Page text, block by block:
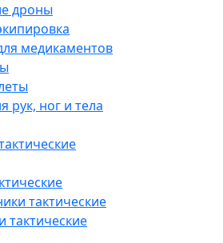
дроны
медикаментов
рук, ног и тела
тактические
тактические